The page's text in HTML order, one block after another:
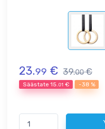
23.99 € 39.00€
Säästate 15.01 € -38 %